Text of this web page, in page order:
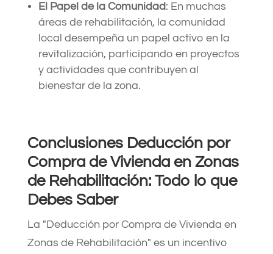
El Papel de la Comunidad: En muchas
áreas de rehabilitación, la comunidad
local desempeña un papel activo en la
revitalización, participando en proyectos
y actividades que contribuyen al
bienestar de la zona.
Conclusiones Deducción por
Compra de Vivienda en Zonas
de Rehabilitación: Todo lo que
Debes Saber
La "Deducción por Compra de Vivienda en
Zonas de Rehabilitación" es un incentivo